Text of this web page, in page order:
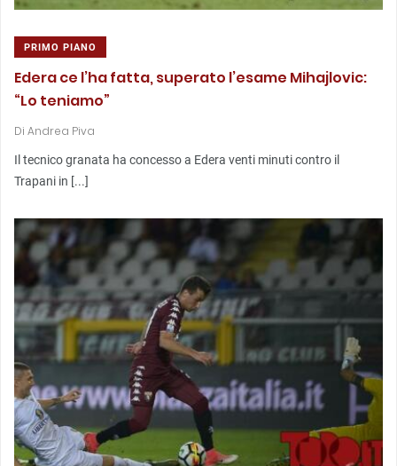
PRIMO PIANO
Edera ce l’ha fatta, superato l’esame Mihajlovic:
“Lo teniamo”
Di Andrea Piva
Il tecnico granata ha concesso a Edera venti minuti contro il
Trapani in [...]